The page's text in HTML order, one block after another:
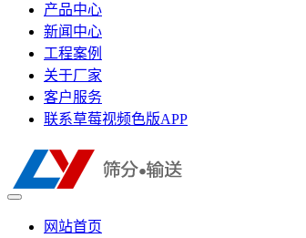
产品中心
新闻中心
工程案例
关于厂家
客户服务
联系草莓视频色版APP
网站首页